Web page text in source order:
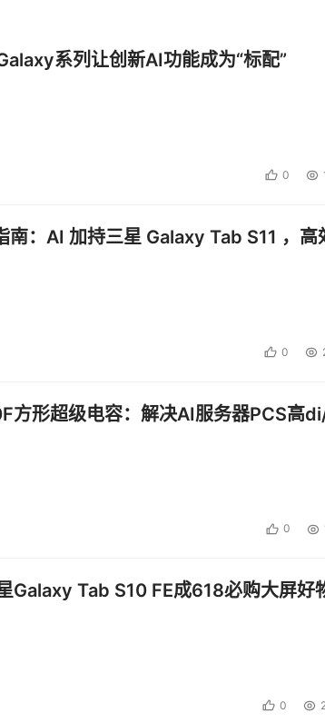
服务器。对于控制整个流程和维护备份软件来
端，那就是成本更高，设计和管理更复杂，而且
者对很多公司来说实施起来太过昂贵，于是人们
口等。
度更快。本文中并不探讨磁带与硬盘孰优孰劣
，不过更新型的磁带设备已经能够以不错的速度
硬盘等。然而硬盘常常被认为具有安全漏洞，
的备份窗口，而时间又是关键因素，那么将磁带
着备份数据流量日益增加，人们需要能够解决
宽的解决方案如硬盘备份等为自己争取到一些机
速度更快的备份。随着LAN上大部分的备份
系列让创新AI功能成为“标配”
0
南：AI 加持三星 Galaxy Tab S11 ，高
0
方形超级电容：解决AI服务器PCS高
0
Galaxy Tab S10 FE成618必购大屏好
0